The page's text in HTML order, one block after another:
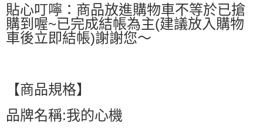
貼心叮嚀：商品放進購物車不等於已搶
購到喔~已完成結帳為主(建議放入購物
車後立即結帳)謝謝您～
【商品規格】
品牌名稱:我的心機